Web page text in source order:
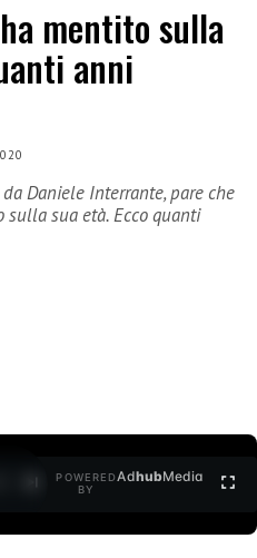
mentito sulla
anni
Daniele Interrante, pare che
sua età. Ecco quanti
POWERED
BY
AdhubMedia